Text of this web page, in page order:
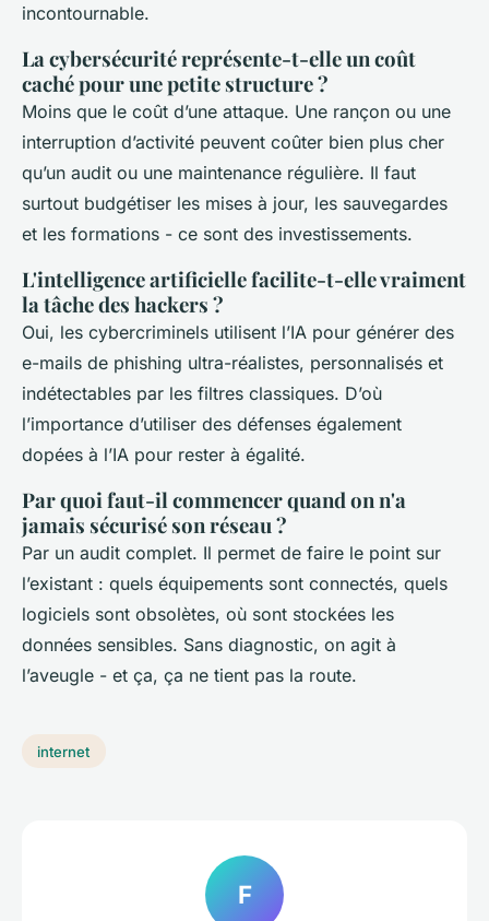
incontournable.
La cybersécurité représente-t-elle un coût
caché pour une petite structure ?
Moins que le coût d’une attaque. Une rançon ou une
interruption d’activité peuvent coûter bien plus cher
qu’un audit ou une maintenance régulière. Il faut
surtout budgétiser les mises à jour, les sauvegardes
et les formations - ce sont des investissements.
L'intelligence artificielle facilite-t-elle vraiment
la tâche des hackers ?
Oui, les cybercriminels utilisent l’IA pour générer des
e-mails de phishing ultra-réalistes, personnalisés et
indétectables par les filtres classiques. D’où
l’importance d’utiliser des défenses également
dopées à l’IA pour rester à égalité.
Par quoi faut-il commencer quand on n'a
jamais sécurisé son réseau ?
Par un audit complet. Il permet de faire le point sur
l’existant : quels équipements sont connectés, quels
logiciels sont obsolètes, où sont stockées les
données sensibles. Sans diagnostic, on agit à
l’aveugle - et ça, ça ne tient pas la route.
internet
F